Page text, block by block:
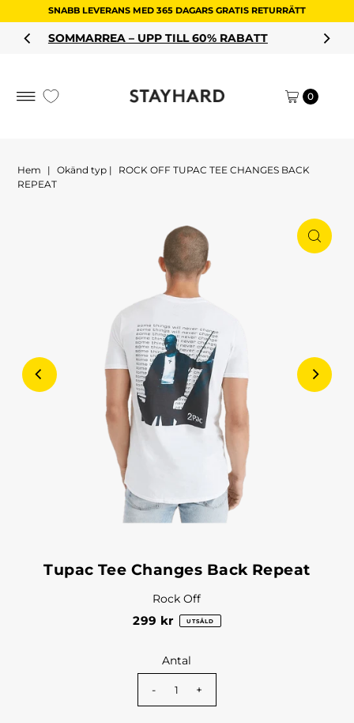
SNABB LEVERANS MED 365 DAGARS GRATIS RETURRÄTT
TILL 60% RABATT HANDLA
0
Hem | Okänd typ |
ROCK OFF TUPAC TEE CHANGES BACK
REPEAT
Tupac Tee Changes Back Repeat
Rock Off
299 kr UTSÅLD
Antal
- +